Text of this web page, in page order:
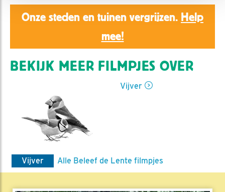
Onze steden en tuinen vergrijzen. Help
mee!
BEKIJK MEER FILMPJES OVER
Vijver
Vijver Alle Beleef de Lente filmpjes